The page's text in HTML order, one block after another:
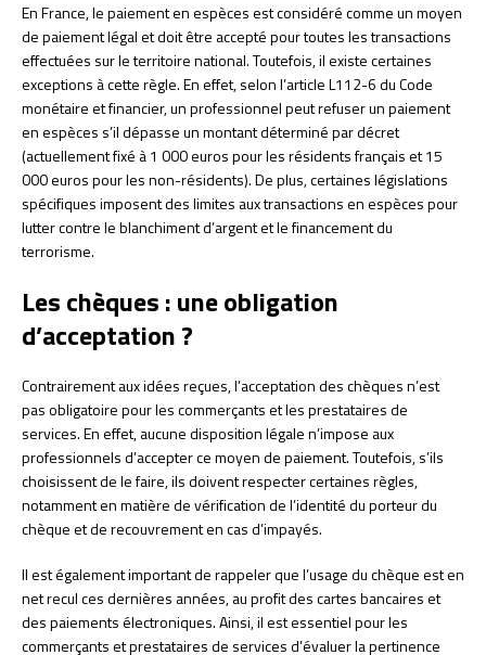
En France, le paiement en espèces est considéré comme un moyen
de paiement légal et doit être accepté pour toutes les transactions
effectuées sur le territoire national. Toutefois, il existe certaines
exceptions à cette règle. En effet, selon l’article L112-6 du Code
monétaire et financier, un professionnel peut refuser un paiement
en espèces s’il dépasse un montant déterminé par décret
(actuellement fixé à 1 000 euros pour les résidents français et 15
000 euros pour les non-résidents). De plus, certaines législations
spécifiques imposent des limites aux transactions en espèces pour
lutter contre le blanchiment d’argent et le financement du
terrorisme.
Les chèques : une obligation
d’acceptation ?
Contrairement aux idées reçues, l’acceptation des chèques n’est
pas obligatoire pour les commerçants et les prestataires de
services. En effet, aucune disposition légale n’impose aux
professionnels d’accepter ce moyen de paiement. Toutefois, s’ils
choisissent de le faire, ils doivent respecter certaines règles,
notamment en matière de vérification de l’identité du porteur du
chèque et de recouvrement en cas d’impayés.
Il est également important de rappeler que l’usage du chèque est en
net recul ces dernières années, au profit des cartes bancaires et
des paiements électroniques. Ainsi, il est essentiel pour les
commerçants et prestataires de services d’évaluer la pertinence